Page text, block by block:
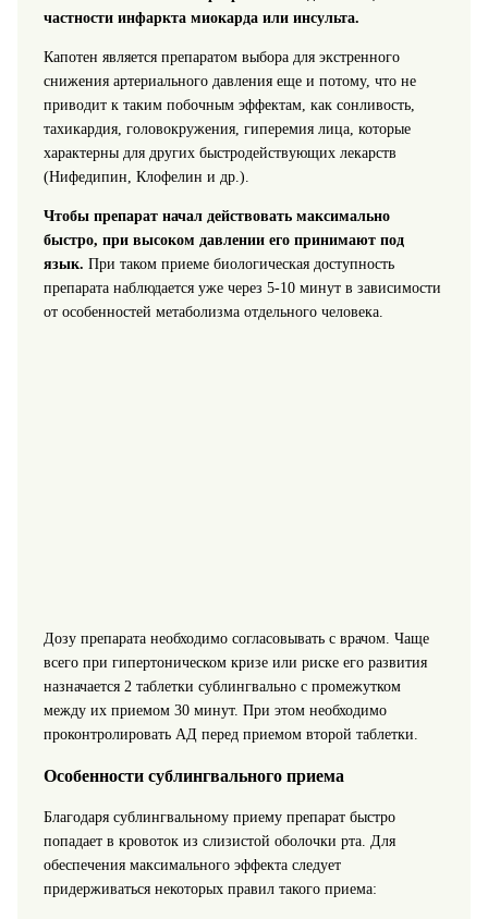
частности инфаркта миокарда или инсульта.
Капотен является препаратом выбора для экстренного
снижения артериального давления еще и потому, что не
приводит к таким побочным эффектам, как сонливость,
тахикардия, головокружения, гиперемия лица, которые
характерны для других быстродействующих лекарств
(Нифедипин, Клофелин и др.).
Чтобы препарат начал действовать максимально
быстро, при высоком давлении его принимают под
язык. При таком приеме биологическая доступность
препарата наблюдается уже через 5-10 минут в зависимости
от особенностей метаболизма отдельного человека.
Дозу препарата необходимо согласовывать с врачом. Чаще
всего при гипертоническом кризе или риске его развития
назначается 2 таблетки сублингвально с промежутком
между их приемом 30 минут. При этом необходимо
проконтролировать АД перед приемом второй таблетки.
Особенности сублингвального приема
Благодаря сублингвальному приему препарат быстро
попадает в кровоток из слизистой оболочки рта. Для
обеспечения максимального эффекта следует
придерживаться некоторых правил такого приема: